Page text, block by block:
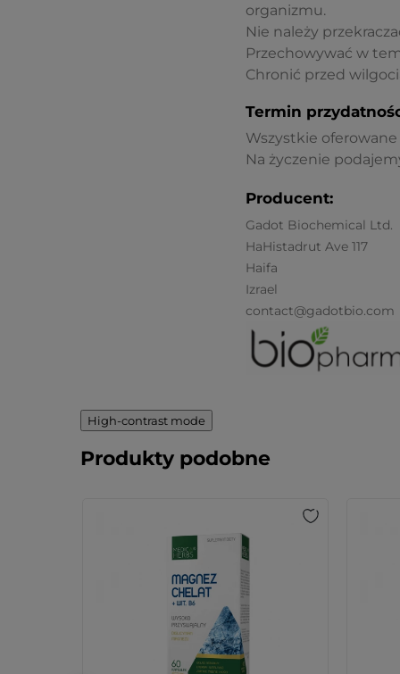
organizmu.
Nie należy
Przechowywać w
Chronić przed
Termin
Wszystkie
Na życzenie
Producent:
Gadot Biochemical Ltd.
HaHistadrut Ave 117
Haifa
Izrael
contact@gadotbio.com
High-contrast mode
Produkty podobne